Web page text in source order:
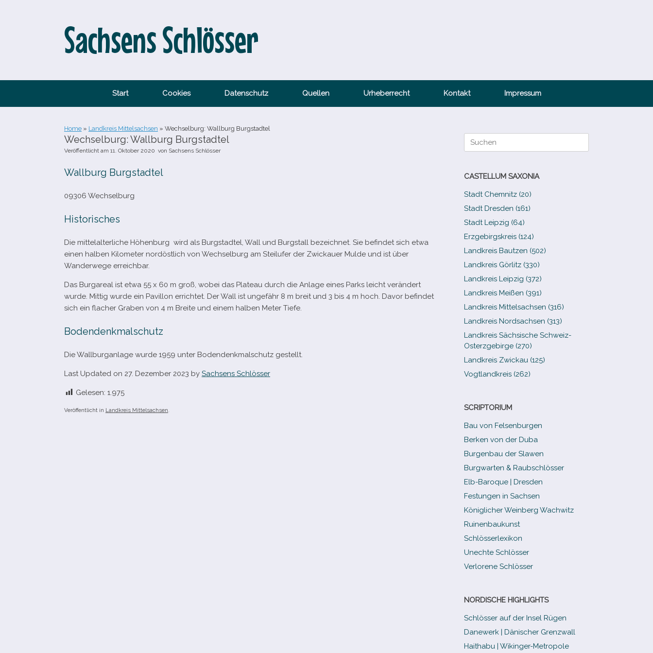
Sachsens Schlösser
Start Cookies Datenschutz Quellen Urheberrecht Kontakt Impressum
Home » Landkreis Mittelsachsen » Wechselburg: Wallburg Burgstadtel
Wechselburg: Wallburg Burgstadtel
Veröffentlicht am 11. Oktober 2020 von Sachsens Schlösser
Wallburg Burgstadtel
09306 Wechselburg
Historisches
Die mit­tel­al­ter­li­che Höhenburg wird als Burgstadtel, Wall und Burgstall bezeich­net. Sie befin­det sich etwa
einen hal­ben Kilometer nord­öst­lich von Wechselburg am Steilufer der Zwickauer Mulde und ist über
Wanderwege erreichbar.
Das Burgareal ist etwa 55 x 60 m groß, wobei das Plateau durch die Anlage eines Parks leicht ver­än­dert
wurde. Mittig wurde ein Pavillon errich­tet. Der Wall ist unge­fähr 8 m breit und 3 bis 4 m hoch. Davor befin­det
sich ein fla­cher Graben von 4 m Breite und einem hal­ben Meter Tiefe.
Bodendenkmalschutz
Die Wallburganlage wurde 1959 unter Bodendenkmalschutz gestellt.
Last Updated on 27. Dezember 2023 by Sachsens Schlösser
Gelesen: 1.975
Veröffentlicht in Landkreis Mittelsachsen
Suche
nach:
CASTELLUM SAXONIA
Stadt Chemnitz (20)
Stadt Dresden (161)
Stadt Leipzig (64)
Erzgebirgskreis (124)
Landkreis Bautzen (502)
Landkreis Görlitz (330)
Landkreis Leipzig (372)
Landkreis Meißen (391)
Landkreis Mittelsachsen (316)
Landkreis Nordsachsen (313)
Landkreis Sächsische Schweiz-​
Osterzgebirge (270)
Landkreis Zwickau (125)
Vogtlandkreis (262)
SCRIPTORIUM
Bau von Felsenburgen
Berken von der Duba
Burgenbau der Slawen
Burgwarten & Raubschlösser
Elb-​Baroque | Dresden
Festungen in Sachsen
Königlicher Weinberg Wachwitz
Ruinenbaukunst
Schlösserlexikon
Unechte Schlösser
Verlorene Schlösser
NORDISCHE HIGHLIGHTS
Schlösser auf der Insel Rügen
Danewerk | Dänischer Grenzwall
Haithabu | Wikinger-Metropole